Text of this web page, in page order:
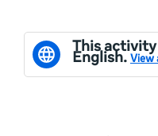
This activity
English. View